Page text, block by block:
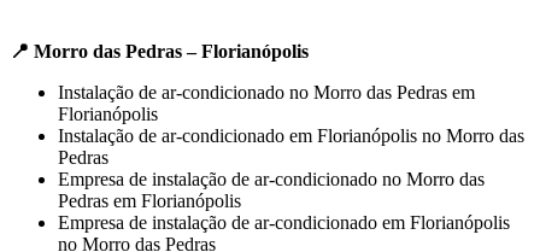
📍 Morro das Pedras – Florianópolis
Instalação de ar-condicionado no Morro das Pedras em
Florianópolis
Instalação de ar-condicionado em Florianópolis no Morro das
Pedras
Empresa de instalação de ar-condicionado no Morro das
Pedras em Florianópolis
Empresa de instalação de ar-condicionado em Florianópolis
no Morro das Pedras